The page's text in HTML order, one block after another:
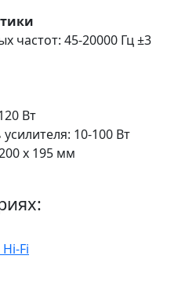
частот: 45-20000 Гц ±3
Вт
10-100 Вт
х 195 мм
Fi